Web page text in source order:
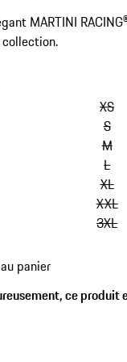
MARTINI
XS
S
M
L
XL
XXL
3XL
panier
ce produit